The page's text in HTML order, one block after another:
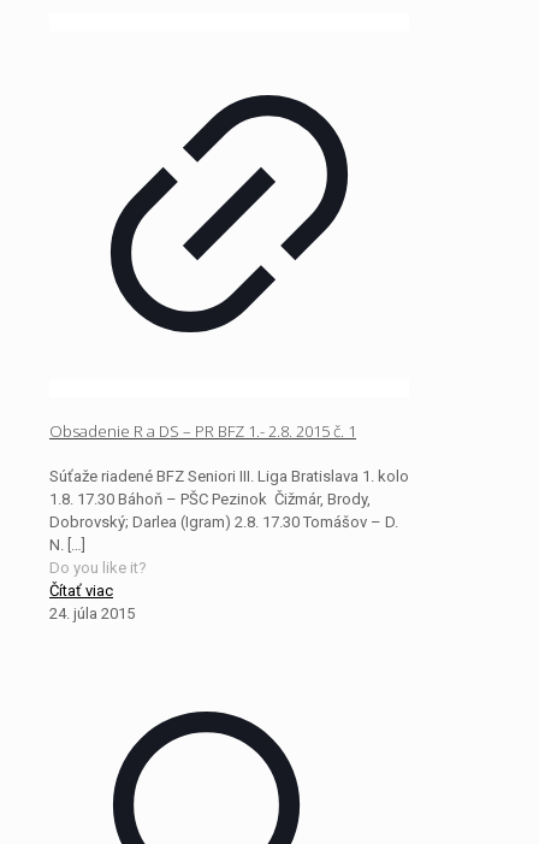
Obsadenie R a DS – PR BFZ 1.- 2.8. 2015 č. 1
Súťaže riadené BFZ Seniori III. Liga Bratislava 1. kolo
1.8. 17.30 Báhoň – PŠC Pezinok Čižmár, Brody,
Dobrovský; Darlea (Igram) 2.8. 17.30 Tomášov – D.
N. […]
Do you like it?
Čítať viac
24. júla 2015